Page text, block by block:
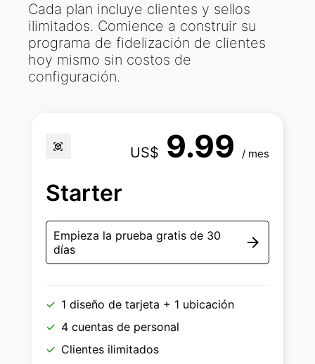
Cada plan incluye clientes y sellos
ilimitados. Comience a construir su
programa de fidelización de clientes
hoy mismo sin costos de
configuración.
view_in_ar US$ 9.99/ mes
Starter
Empieza la prueba gratis de 30
días
arrow_forward
1 diseño de tarjeta + 1 ubicación
4 cuentas de personal
Clientes ilimitados